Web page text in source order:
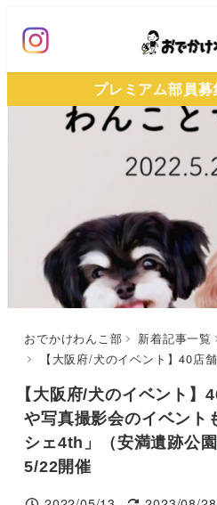
ン
プレミアム部員
おでかけわんこ部 新着記事一覧
【大阪府/犬のイベント】40店舗以上のブースや写真撮影会のイベントも！「
【大阪府/犬のイベント】
や写真撮影会のイベント
シェ4th」（安満遺跡公
5/22開催